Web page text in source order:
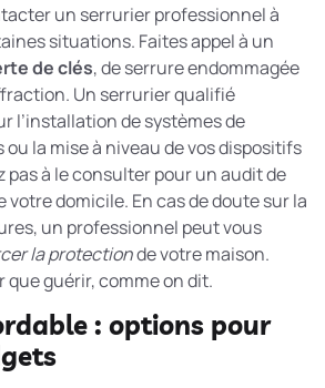
un serrurier professionnel à
situations. Faites appel à un
de clés, de serrure endommagée
Un serrurier qualifié
l’installation de systèmes de
la mise à niveau de vos dispositifs
pas à le consulter pour un audit de
domicile. En cas de doute sur la
un professionnel peut vous
la protectionde votre maison.
que guérir, comme on dit.
: options pour